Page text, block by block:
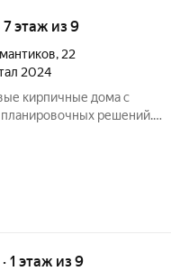
7 этаж из 9
, 22
2024
кирпичные дома с
решений.
самоотделку - на ваш
1 этаж из 9